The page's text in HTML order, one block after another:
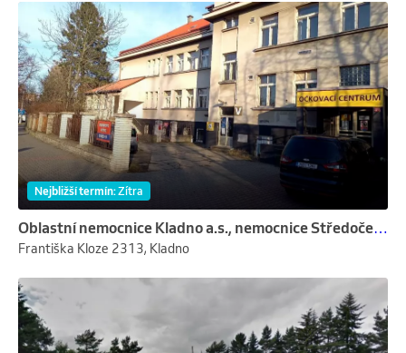
Nejbližší termín: Zítra
Oblastní nemocnice Kladno a.s., nemocnice Středočeského kraje
Františka Kloze 2313, Kladno